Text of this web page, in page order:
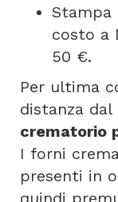
Stampa
costo a
50 €.
Per ultima
distanza dal
crematorio
I forni
presenti in
quindi